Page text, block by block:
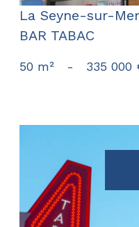
La Seyne-sur-
BAR TABAC
50 m² - 335 000